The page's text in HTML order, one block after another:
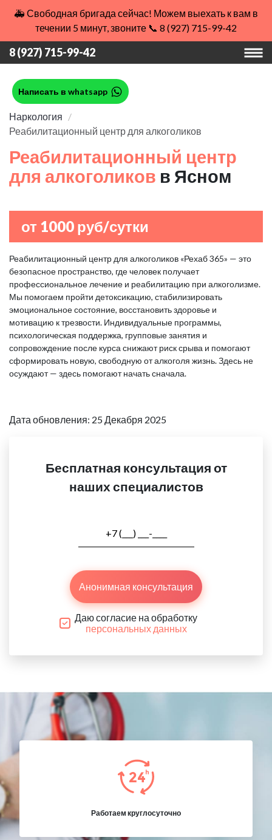
🚑 Свободная бригада сейчас! Можем выехать к вам в
течении 5 минут, звоните 📞 8 (927) 715-99-42
8 (927) 715-99-42
Написать в whatsapp
Наркология
Реабилитационный центр для алкоголиков
Реабилитационный центр
для алкоголиков в Ясном
от 1000 руб/сутки
Реабилитационный центр для алкоголиков «Рехаб 365» — это
безопасное пространство, где человек получает
профессиональное лечение и реабилитацию при алкоголизме.
Мы помогаем пройти детоксикацию, стабилизировать
эмоциональное состояние, восстановить здоровье и
мотивацию к трезвости. Индивидуальные программы,
психологическая поддержка, групповые занятия и
сопровождение после курса снижают риск срыва и помогают
сформировать новую, свободную от алкоголя жизнь. Здесь не
осуждают — здесь помогают начать сначала.
Дата обновления: 25 Декабря 2025
Бесплатная консультация от
наших специалистов
Анонимная консультация
Даю согласие на обработку
персональных данных
Работаем круглосуточно